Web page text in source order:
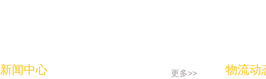
新闻中心 更多>> 物流动